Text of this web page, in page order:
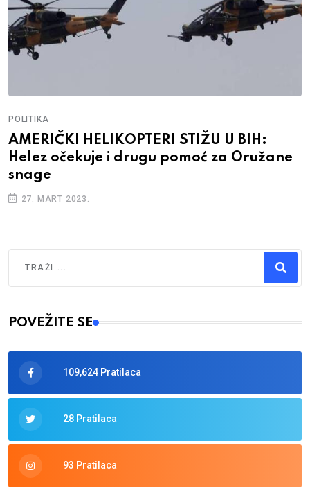
POLITIKA
AMERIČKI HELIKOPTERI STIŽU U BIH:
Helez očekuje i drugu pomoć za Oružane
snage
27. MART 2023.
Type 2 or more characters for results.
POVEŽITE SE
109,624 Pratilaca
28 Pratilaca
93 Pratilaca